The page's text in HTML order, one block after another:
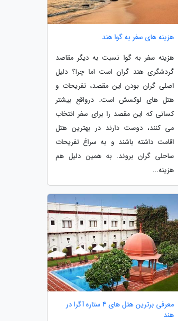
هزینه های سفر به گوا هند
هزینه سفر به گوا نسبت به دیگر مقاصد
گردشگری هند گران است اما چرا؟ دلیل
اصلی گران بودن این مقصد، تفریحات و
هتل های لوکسش است. درواقع بیشتر
کسانی که این مقصد را برای سفر انتخاب
می کنند، دوست دارند در بهترین هتل
اقامت داشته باشند و به سراغ تفریحات
ساحلی گران بروند. به همین دلیل هم
هزینه...
معرفی برترین هتل های 4 ستاره آگرا در
هند